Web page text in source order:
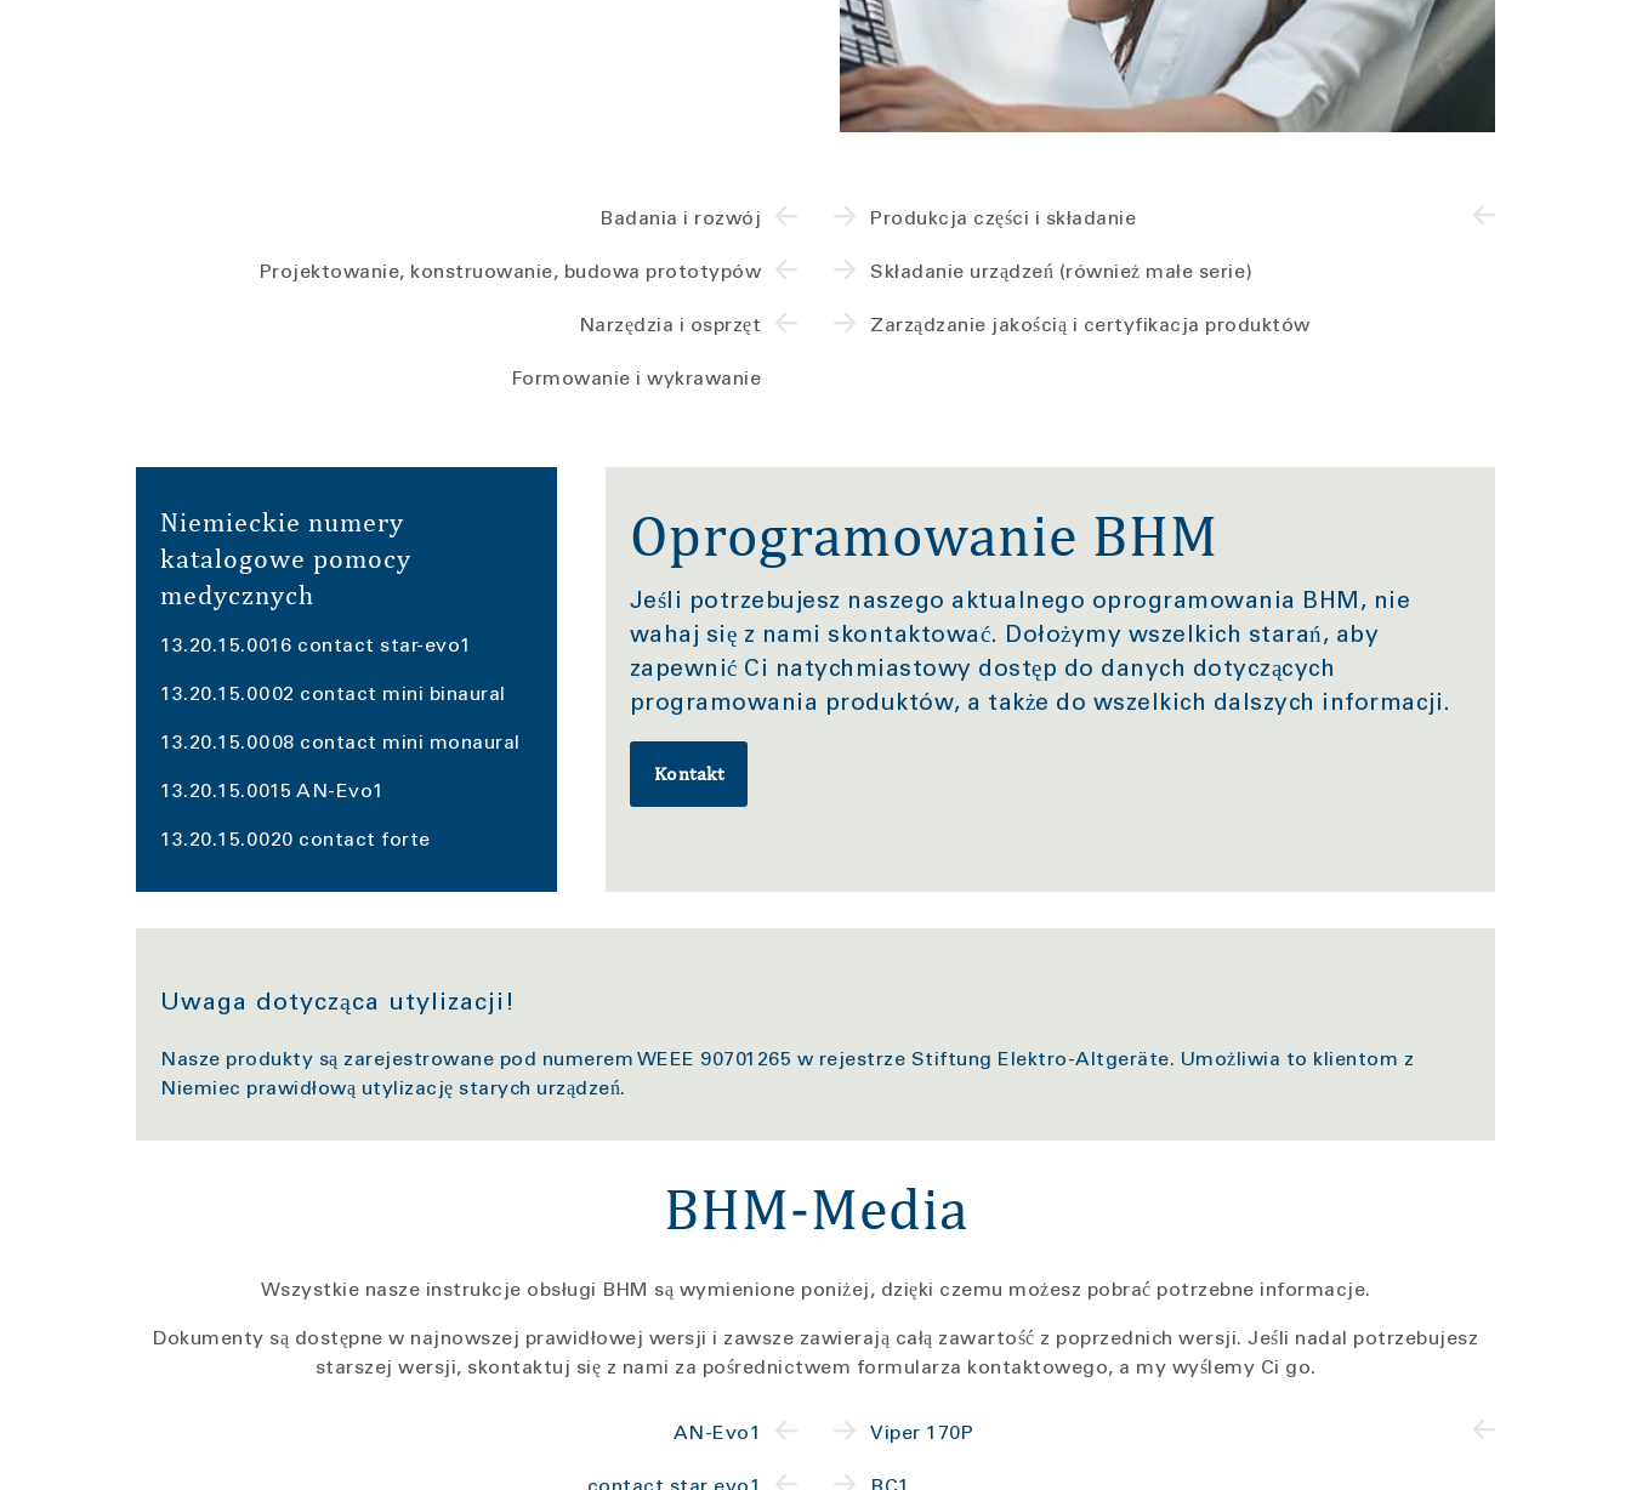
Badania i rozwój
Projektowanie, konstruowanie, budowa prototypów
Narzędzia i osprzęt
Formowanie i wykrawanie
Produkcja części i składanie
Składanie urządzeń (również małe serie)
Zarządzanie jakością i certyfikacja produktów
Niemieckie numery
katalogowe pomocy
medycznych
13.20.15.0016 contact star-evo1
13.20.15.0002 contact mini binaural
13.20.15.0008 contact mini monaural
13.20.15.0015 AN-Evo1
13.20.15.0020 contact forte
Oprogramowanie BHM
Jeśli potrzebujesz naszego aktualnego oprogramowania BHM, nie
wahaj się z nami skontaktować. Dołożymy wszelkich starań, aby
zapewnić Ci natychmiastowy dostęp do danych dotyczących
programowania produktów, a także do wszelkich dalszych informacji.
Kontakt
Uwaga dotycząca utylizacji!
Nasze produkty są zarejestrowane pod numerem WEEE 90701265 w rejestrze Stiftung Elektro-Altgeräte. Umożliwia to klientom z
Niemiec prawidłową utylizację starych urządzeń.
BHM-Media
Wszystkie nasze instrukcje obsługi BHM są wymienione poniżej, dzięki czemu możesz pobrać potrzebne informacje.
Dokumenty są dostępne w najnowszej prawidłowej wersji i zawsze zawierają całą zawartość z poprzednich wersji. Jeśli nadal potrzebujesz
starszej wersji, skontaktuj się z nami za pośrednictwem formularza kontaktowego, a my wyślemy Ci go.
AN-Evo1 Viper 170P